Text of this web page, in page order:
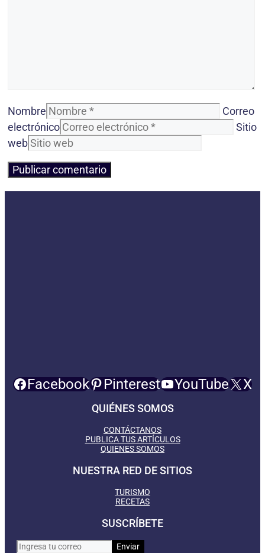
Nombre
Correo
electrónico
Sitio
web
Facebook Pinterest YouTube X
QUIÉNES SOMOS
CONTÁCTANOS
PUBLICA TUS ARTÍCULOS
QUIENES SOMOS
NUESTRA RED DE SITIOS
TURISMO
RECETAS
SUSCRÍBETE